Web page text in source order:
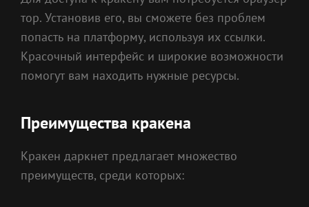
тор. Установив его, вы сможете без проблем
попасть на платформу, используя их ссылки.
Красочный интерфейс и широкие возможности
помогут вам находить нужные ресурсы.
Преимущества кракена
Кракен даркнет предлагает множество
преимуществ, среди которых: